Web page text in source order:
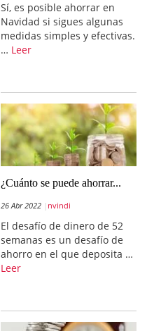
Sí, es posible ahorrar en
Navidad si sigues algunas
medidas simples y efectivas.
… Leer
¿Cuánto se puede ahorrar...
26 Abr 2022 nvindi
El desafío de dinero de 52
semanas es un desafío de
ahorro en el que deposita …
Leer